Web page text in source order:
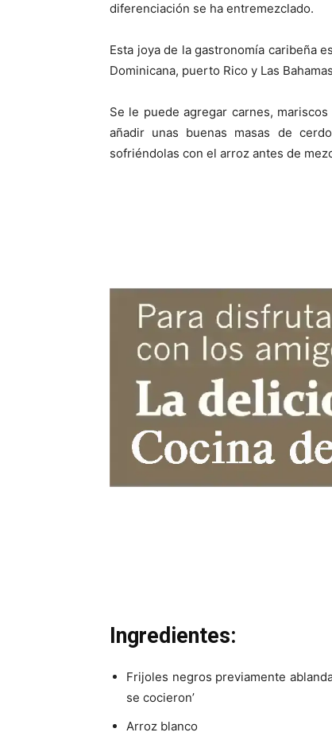
diferenciación se ha entremezclado.
Esta joya de la gastronomía caribeña
Dominicana, puerto Rico y Las
Se le puede agregar carnes,
añadir unas buenas masas de
sofriéndolas con el arroz antes de
Ingredientes:
Frijoles negros previamente
se cocieron’
Arroz blanco